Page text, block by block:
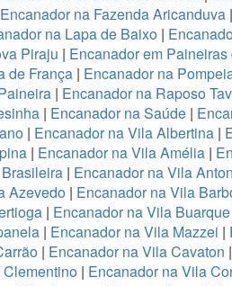
Encanador na Fazenda Aricanduva |
na Lapa de Baixo |
Piraju | Encanador em Paineiras
de França | Encanador na
| Encanador na Raposo
| Encanador na Saúde|
| Encanador na Vila Albertina |
| Encanador na Vila Amélia |
| Encanador na Vila
Azevedo| Encanador na Vila
| Encanador na Vila Buarque
| Encanador na Vila Mazzei |
| Encanador na Vila Cavaton |
| Encanador na Vila